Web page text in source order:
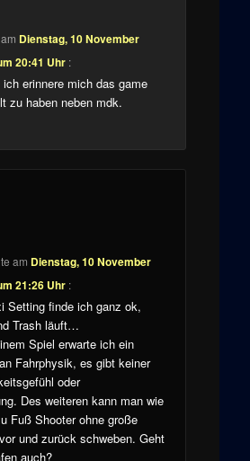
Dienstag, 10 November
20:41 Uhr :
erinnere mich das game
zu haben neben mdk.
am Dienstag, 10 November
21:26 Uhr :
Setting finde ich ganz ok,
Trash läuft…
Spiel erwarte ich ein
Fahrphysik, es gibt keiner
oder
Des weiteren kann man wie
Fuß Shooter ohne große
und zurück schweben. Geht
auch?